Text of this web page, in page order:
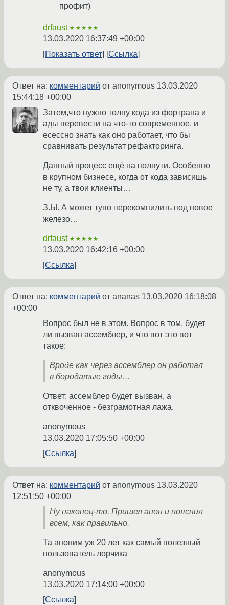
профит)
drfaust ★★★★★
13.03.2020 16:37:49 +00:00
Показать ответ
Ссылка
Ответ на: комментарий от anonymous 13.03.2020
15:44:18 +00:00
Затем,что нужно толпу кода из фортрана и
ады перевести на что-то современное, и
есессно знать как оно работает, что бы
сравнивать результат рефакторинга.
Данный процесс ещё на полпути. Особенно
в крупном бизнесе, когда от кода зависишь
не ту, а твои клиенты…
З.Ы. А может тупо перекомпилить под новое
железо…
drfaust ★★★★★
13.03.2020 16:42:16 +00:00
Ссылка
Ответ на: комментарий от ananas 13.03.2020 16:18:08
+00:00
Вопрос был не в этом. Вопрос в том, будет
ли вызван ассемблер, и что вот это вот
такое:
Вроде как через ассемблер он работал
в бородатые годы…
Ответ: ассемблер будет вызван, а
отквоченное - безграмотная лажа.
anonymous
13.03.2020 17:05:50 +00:00
Ссылка
Ответ на: комментарий от anonymous 13.03.2020
12:51:50 +00:00
Ну наконец-то. Пришел анон и пояснил
всем, как правильно.
Та аноним уж 20 лет как самый полезный
пользователь лорчика
anonymous
13.03.2020 17:14:00 +00:00
Ссылка